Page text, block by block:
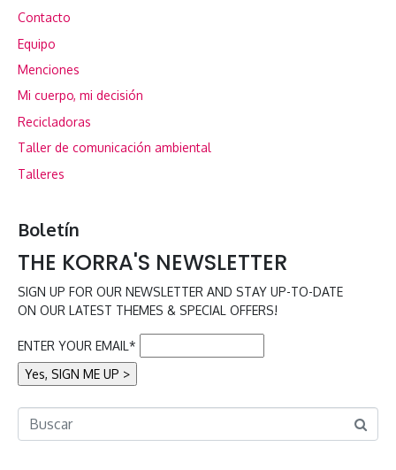
Contacto
Equipo
Menciones
Mi cuerpo, mi decisión
Recicladoras
Taller de comunicación ambiental
Talleres
Boletín
THE KORRA'S NEWSLETTER
SIGN UP FOR OUR NEWSLETTER AND STAY UP-TO-DATE
ON OUR LATEST THEMES & SPECIAL OFFERS!
ENTER YOUR EMAIL*